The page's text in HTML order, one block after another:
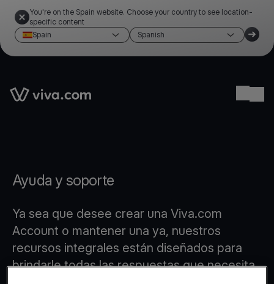
You're on the Spain website. Choose your country to see location-
specific content
Spain
Spanish
Link to the homepage
Ayuda y soporte
Ya sea que desee crear una Viva.com
Account o mantener una ya, nuestros
recursos integrales están diseñados para
brindarle todas las respuestas que necesita.